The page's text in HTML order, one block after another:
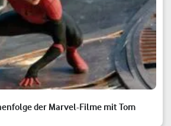
der Marvel-Filme mit Tom